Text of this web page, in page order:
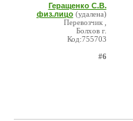
Геращенко С.В.
физ.лицо (удалена)
Перевозчик ,
Болхов г.
Код:755703
#6